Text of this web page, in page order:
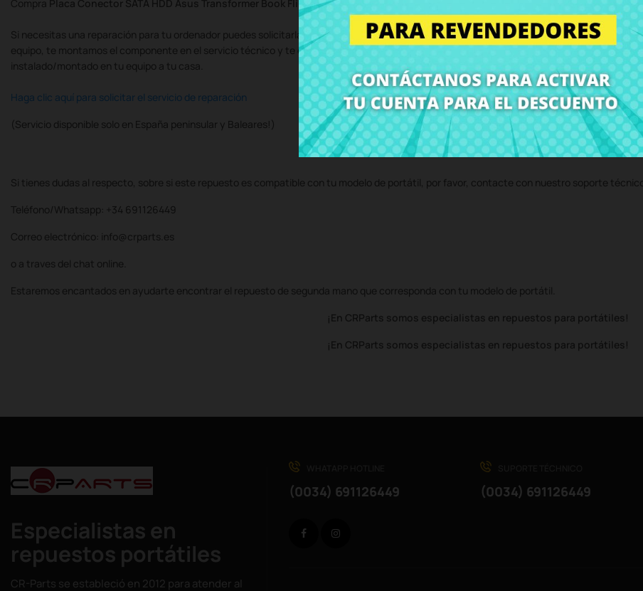
Compra Placa Conector SATA HDD Asus Transformer Book Flip TP550L TP550LA TP550LD al mejor precio en CRParts - PRODUCTO
Si necesitas una reparación para tu ordenador puedes solicitarla al servicio técnico y te enviaremos un presupuesto de reparación. Con
equipo, te montamos el componente en el servicio técnico y te devolvemos el ordenador con el componentePlaca Conector SATA HDD
instalado/montado en tu equipo a tu casa.
Haga clic aquí para solicitar el servicio de reparación
(Servicio disponible solo en España peninsular y Baleares!)
Si tienes dudas al respecto, sobre si este repuesto es compatible con tu modelo de portátil, por favor, contacte con nuestro soporte
Teléfono/Whatsapp: +34 691126449
Correo electrónico: info@crparts.es
o a traves del chat online.
Estaremos encantados en ayudarte encontrar el repuesto de segunda mano que corresponda con tu modelo de portátil.
¡En CRParts somos especialistas en repuestos para portátiles!
¡En CRParts somos especialistas en repuestos para portátiles!
Especialistas en
repuestos portátiles
CR-Parts se estableció en 2012 para atender al
(0034) 691126449 (0034) 691126449
Facebook